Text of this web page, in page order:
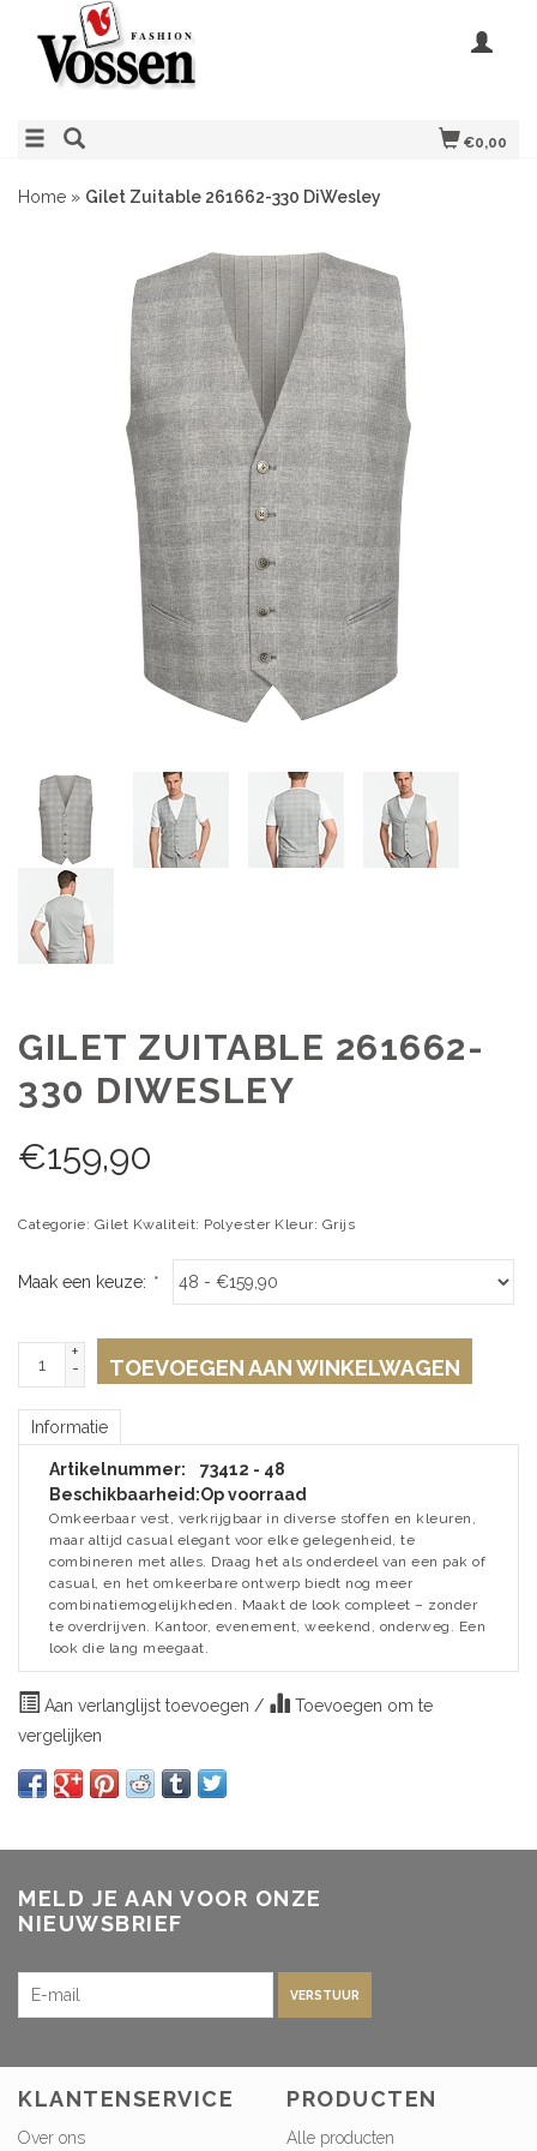
€0,00
Home » Gilet Zuitable 261662-330 DiWesley
GILET ZUITABLE 261662-
330 DIWESLEY
€159,90
Categorie: Gilet Kwaliteit: Polyester Kleur: Grijs
Maak een keuze: *
+
-
TOEVOEGEN AAN WINKELWAGEN
Informatie
Artikelnummer:
73412 - 48
Beschikbaarheid:Op voorraad
Omkeerbaar vest, verkrijgbaar in diverse stoffen en kleuren,
maar altijd casual elegant voor elke gelegenheid, te
combineren met alles. Draag het als onderdeel van een pak of
casual, en het omkeerbare ontwerp biedt nog meer
combinatiemogelijkheden. Maakt de look compleet – zonder
te overdrijven. Kantoor, evenement, weekend, onderweg. Een
look die lang meegaat.
Aan verlanglijst toevoegen /
Toevoegen om te
vergelijken
MELD JE AAN VOOR ONZE
NIEUWSBRIEF
VERSTUUR
KLANTENSERVICE
Over ons
PRODUCTEN
Alle producten